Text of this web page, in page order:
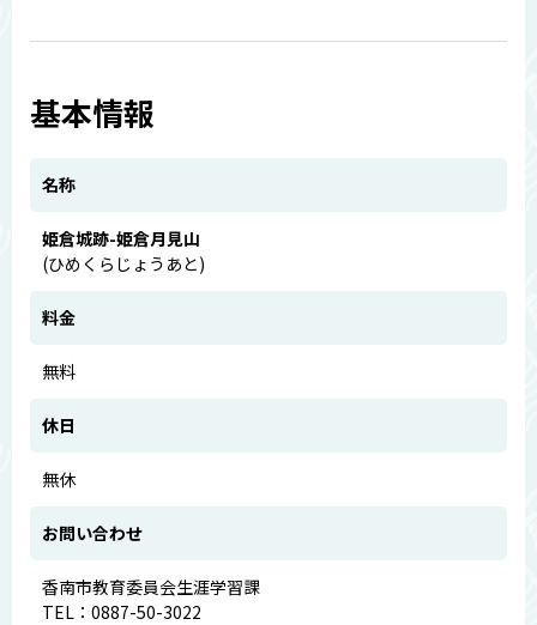
基本情報
名称
姫倉城跡-姫倉月見山
(ひめくらじょうあと)
料金
無料
休日
無休
お問い合わせ
香南市教育委員会生涯学習課
TEL：0887-50-3022